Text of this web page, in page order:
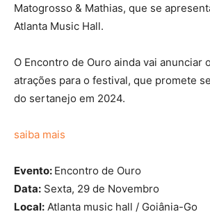
Matogrosso & Mathias, que se
Atlanta Music Hall.
O Encontro de Ouro ainda vai anunciar
atrações para o festival, que promete
do sertanejo em 2024.
saiba mais
Evento: Encontro de Ouro
Data: Sexta, 29 de Novembro
Local: Atlanta music hall / Goiânia-Go